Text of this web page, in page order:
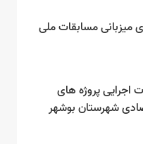
میزبانی مسابقات ملی
اجرایی پروژه های
شهرستان بوشهر